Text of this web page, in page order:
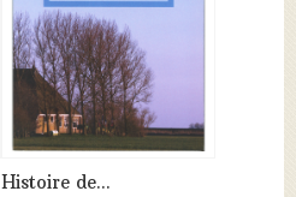
Histoire de...